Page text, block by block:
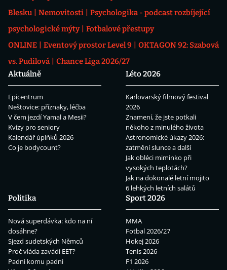
Blesku
Nemovitosti
Psychologika - podcast rozbíjející
psychologické mýty
Fotbalové přestupy
ONLINE
Eventový prostor Level 9
OKTAGON 92: Szabová
vs. Pudilová
Chance Liga 2026/27
Aktuálně
Epicentrum
Neštovice: příznaky, léčba
V čem jezdí Yamal a Mesii?
Kvízy pro seniory
Kalendář úplňků 2026
Co je bodycount?
Léto 2026
Karlovarský filmový festival
2026
Znamení, že jste potkali
někoho z minulého života
Astronomické úkazy 2026:
zatmění slunce a další
Jak obléci miminko při
vysokých teplotách?
Jak na dokonalé letní mojito
6 lehkých letních salátů
Politika
Nová superdávka: kdo na ní
dosáhne?
Sjezd sudetských Němců
Proč vláda zavádí EET?
Padni komu padni
Sport 2026
MMA
Fotbal 2026/27
Hokej 2026
Tenis 2026
F1 2026